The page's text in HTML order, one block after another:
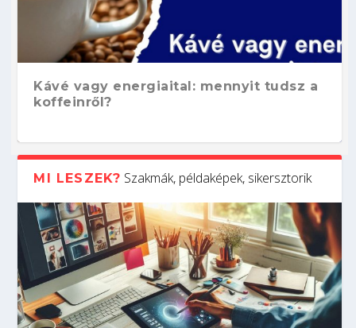
Kávé vagy energiaital: mennyit tudsz a
koffeinről?
MI LESZEK? Szakmák, példaképek, sikersztorik